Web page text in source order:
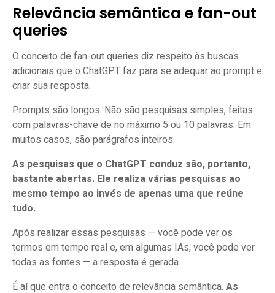
Relevância semântica e fan-out
queries
O conceito de fan-out queries diz respeito às buscas
adicionais que o ChatGPT faz para se adequar ao prompt e
criar sua resposta.
Prompts são longos. Não são pesquisas simples, feitas
com palavras-chave de no máximo 5 ou 10 palavras. Em
muitos casos, são parágrafos inteiros.
As pesquisas que o ChatGPT conduz são, portanto,
bastante abertas. Ele realiza várias pesquisas ao
mesmo tempo ao invés de apenas uma que reúne
tudo.
Após realizar essas pesquisas — você pode ver os
termos em tempo real e, em algumas IAs, você pode ver
todas as fontes — a resposta é gerada.
É aí que entra o conceito de relevância semântica. As